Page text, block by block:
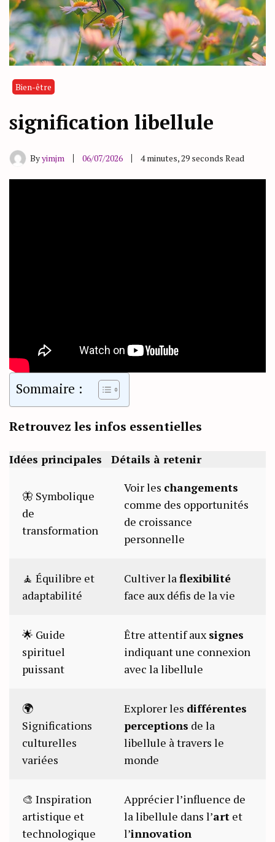
Bien-être
signification libellule
Byyimjm 06/07/2026 4 minutes, 29 seconds Read
Sommaire :
Retrouvez les infos essentielles
Idées principales Détails à retenir
🦋 Symbolique
de
transformation
Voir les changements
comme des opportunités
de croissance
personnelle
🧘 Équilibre et
adaptabilité
Cultiver laflexibilité
face aux défis de la vie
🌟 Guide
spirituel
puissant
Être attentif aux signes
indiquant une connexion
avec la libellule
🌍
Significations
culturelles
variées
Explorer les différentes
perceptions de la
libellule à travers le
monde
🎨 Inspiration
artistique et
technologique
Apprécier l’influence de
la libellule dans l’art et
l’innovation